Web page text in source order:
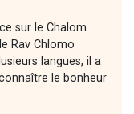
sur le Chalom
Rav Chlomo
langues, il a
le bonheur